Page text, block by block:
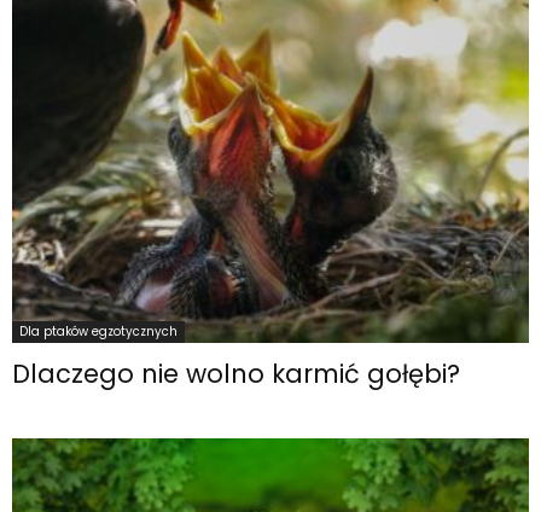
Dla ptaków egzotycznych
Dlaczego nie wolno karmić gołębi?